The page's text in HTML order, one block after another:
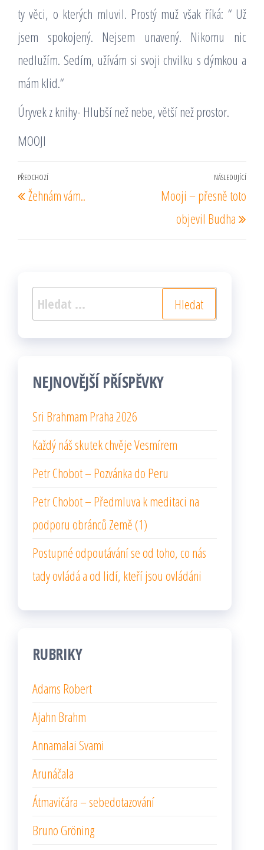
ty věci, o kterých mluvil. Prostý muž však říká: “ Už
jsem spokojený. Nejsem unavený. Nikomu nic
nedlužím. Sedím, užívám si svoji chvilku s dýmkou a
mám klid.“
Úryvek z knihy- Hlubší než nebe, větší než prostor.
MOOJI
Navigace
pro
Předchozí
příspěvek
PŘEDCHOZÍ
Žehnám vám..
NÁSLEDUJÍCÍ
Mooji – přesně toto
objevil Budha
Vyhledávání
NEJNOVĚJŠÍ PŘÍSPĚVKY
Sri Brahmam Praha 2026
Každý náš skutek chvěje Vesmírem
Petr Chobot – Pozvánka do Peru
Petr Chobot – Předmluva k meditaci na
podporu obránců Země (1)
Postupné odpoutávání se od toho, co nás
tady ovládá a od lidí, kteří jsou ovládáni
RUBRIKY
Adams Robert
Ajahn Brahm
Annamalai Svami
Arunáčala
Átmavičára – sebedotazování
Bruno Gröning